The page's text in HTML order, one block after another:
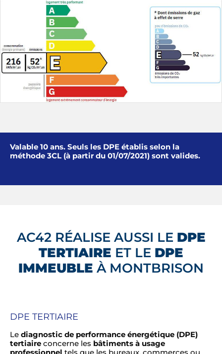
Valable 10 ans. Seuls les DPE établis selon la
méthode 3CL (à partir du 01/07/2021) sont valides.
AC42 RÉALISE AUSSI LE DPE
TERTIAIRE ET LE DPE
IMMEUBLE À MONTBRISON
DPE TERTIAIRE
Le diagnostic de performance énergétique (DPE)
tertiaire concerne les bâtiments à usage